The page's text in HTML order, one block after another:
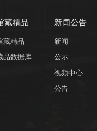
藏精品
藏精品
品数据库
新闻公告
新闻
公示
视频中心
公告